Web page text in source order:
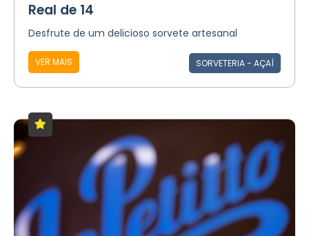
Real de 14
Desfrute de um delicioso sorvete artesanal
VER MAIS SORVETERIA - AÇAÍ